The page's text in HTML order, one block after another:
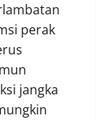
perak
jangka